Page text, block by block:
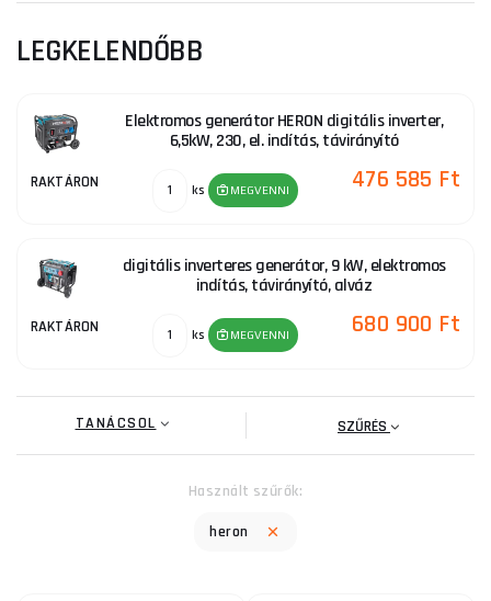
LEGKELENDŐBB
Elektromos generátor HERON digitális inverter,
6,5kW, 230, el. indítás, távirányító
RAKTÁRON ks MEGVENNI 476 585 Ft
digitális inverteres generátor, 9 kW, elektromos
indítás, távirányító, alváz
RAKTÁRON ks MEGVENNI 680 900 Ft
TANÁCSOL SZŰRÉS
Használt szűrők:
heron